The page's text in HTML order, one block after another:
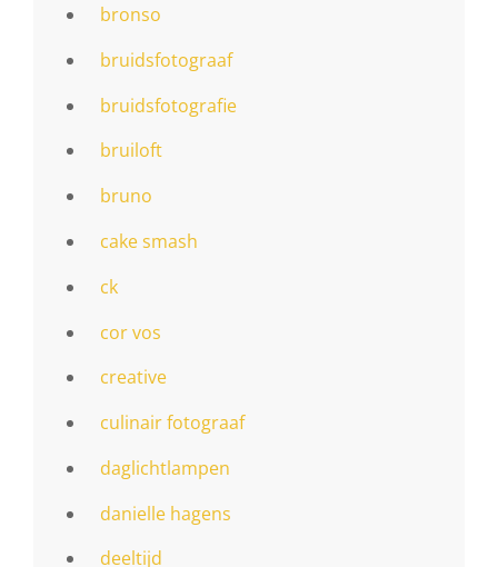
bronso
bruidsfotograaf
bruidsfotografie
bruiloft
bruno
cake smash
ck
cor vos
creative
culinair fotograaf
daglichtlampen
danielle hagens
deeltijd